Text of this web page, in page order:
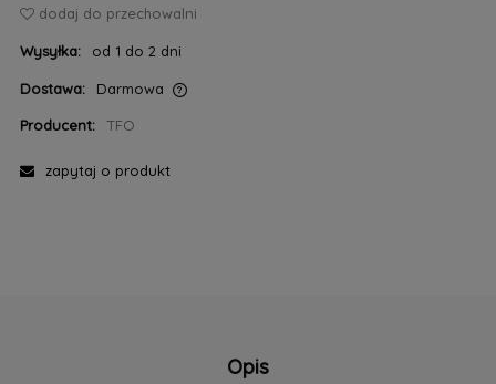
dodaj do przechowalni
Wysyłka: od 1 do 2 dni
Dostawa:
Darmowa
Producent:
TFO
zapytaj o produkt
Opis